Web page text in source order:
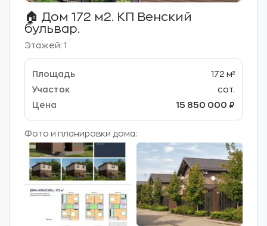
🏠 Дом 172 м2. КП Венский
бульвар.
Этажей: 1
172 м²
сот.
15 850 000 ₽
Фото и планировки дома: